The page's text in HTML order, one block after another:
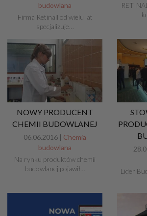
budowlana
Firma Retinall od wielu lat
specjalizuje…
NOWY PRODUCENT
CHEMII BUDOWLANEJ
06.06.2016 | Chemia
budowlana
Na rynku produktów chemii
budowlanej pojawił…
Lider